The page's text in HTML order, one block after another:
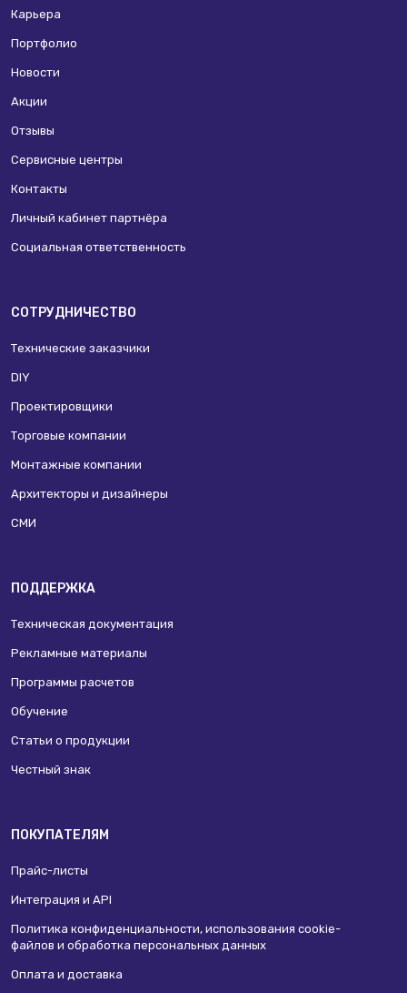
Карьера
Портфолио
Новости
Акции
Отзывы
Сервисные центры
Контакты
Личный кабинет партнёра
Социальная ответственность
СОТРУДНИЧЕСТВО
Технические заказчики
DIY
Проектировщики
Торговые компании
Монтажные компании
Архитекторы и дизайнеры
СМИ
ПОДДЕРЖКА
Техническая документация
Рекламные материалы
Программы расчетов
Обучение
Статьи о продукции
Честный знак
ПОКУПАТЕЛЯМ
Прайс-листы
Интеграция и API
Политика конфиденциальности, использования сookie-
файлов и обработка персональных данных
Оплата и доставка